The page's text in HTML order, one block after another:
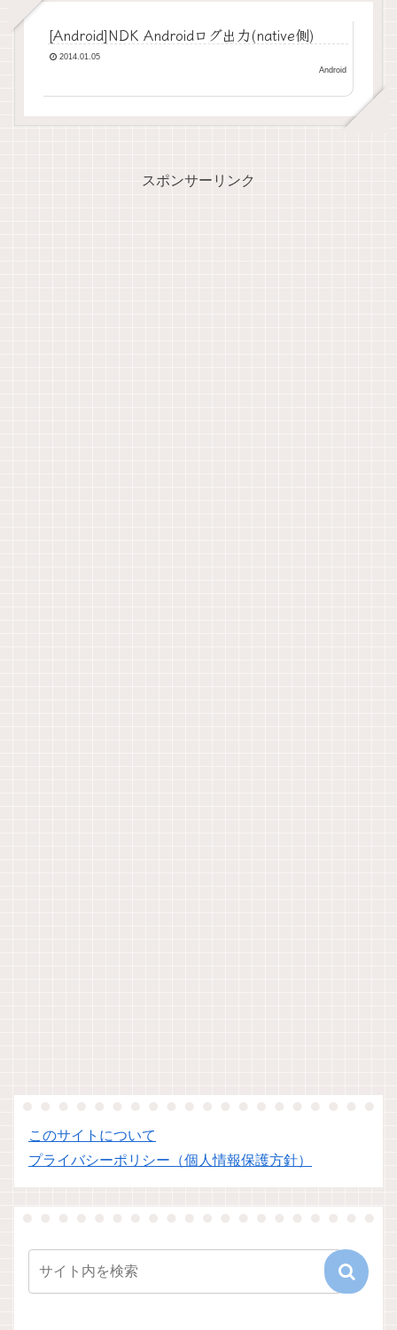
[Android]NDK Androidログ出力(native側)
2014.01.05
Android
スポンサーリンク
このサイトについて
プライバシーポリシー（個人情報保護方針）